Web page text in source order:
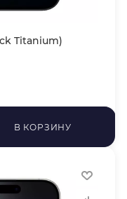
Titanium)
В КОРЗИНУ